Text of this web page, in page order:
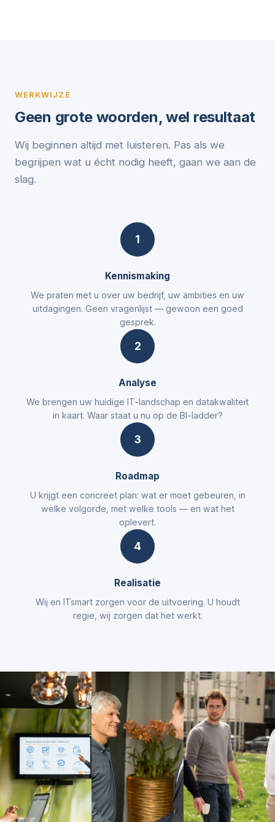
WERKWIJZE
Geen grote woorden, wel resultaat
Wij beginnen altijd met luisteren. Pas als we
begrijpen wat u écht nodig heeft, gaan we aan de
slag.
1
Kennismaking
We praten met u over uw bedrijf, uw ambities en uw
uitdagingen. Geen vragenlijst — gewoon een goed
gesprek.
2
Analyse
We brengen uw huidige IT-landschap en datakwaliteit
in kaart. Waar staat u nu op de BI-ladder?
3
Roadmap
U krijgt een concreet plan: wat er moet gebeuren, in
welke volgorde, met welke tools — en wat het
oplevert.
4
Realisatie
Wij en ITsmart zorgen voor de uitvoering. U houdt
regie, wij zorgen dat het werkt.